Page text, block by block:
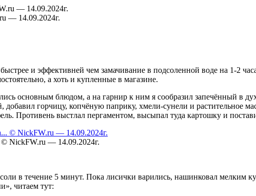
— 14.09.2024г.
и эффективней чем замачивание в подсоленной воде на 1-2
а хоть и купленные в магазине.
основным блюдом, а на гарнир к ним я сообразил запечённый в
горчицу, копчёную паприку, хмели-сунели и растительное
Противень выстлал пергаментом, высыпал туда картошку и
NickFW.ru — 14.09.2024г.
в течение 5 минут. Пока лисички варились, нашинковал мелким
читаем тут: